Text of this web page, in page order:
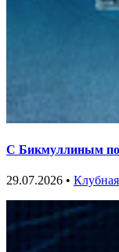
С Бикмуллиным
29.07.2026 •